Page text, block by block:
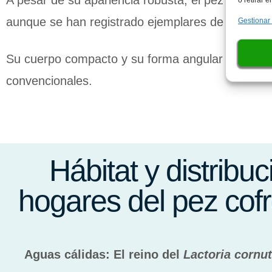
aunque se han registrado ejemplares de hasta
Su cuerpo compacto y su forma angular le
convencionales.
Hábitat y
hogares del pez
Aguas cálidas: El reino del Lactoria